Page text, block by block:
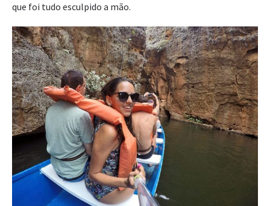
que foi tudo esculpido a mão.